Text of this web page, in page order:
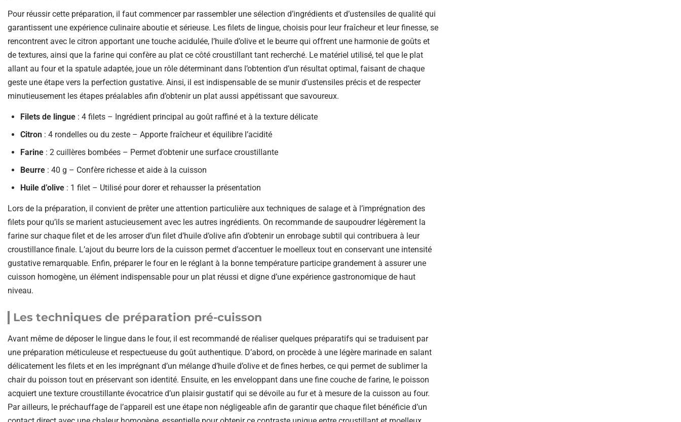
Pour réussir cette préparation, il faut commencer par rassembler une sélection d’ingrédients et d’ustensiles de qualité qui
garantissent une expérience culinaire aboutie et sérieuse. Les filets de lingue, choisis pour leur fraîcheur et leur finesse, se
rencontrent avec le citron apportant une touche acidulée, l’huile d’olive et le beurre qui offrent une harmonie de goûts et
de textures, ainsi que la farine qui confère au plat ce côté croustillant tant recherché. Le matériel utilisé, tel que le plat
allant au four et la spatule adaptée, joue un rôle déterminant dans l’obtention d’un résultat optimal, faisant de chaque
geste une étape vers la perfection gustative. Ainsi, il est indispensable de se munir d’ustensiles précis et de respecter
minutieusement les étapes préalables afin d’obtenir un plat aussi appétissant que savoureux.
Filets de lingue : 4 filets – Ingrédient principal au goût raffiné et à la texture délicate
Citron : 4 rondelles ou du zeste – Apporte fraîcheur et équilibre l’acidité
Farine : 2 cuillères bombées – Permet d’obtenir une surface croustillante
Beurre : 40 g – Confère richesse et aide à la cuisson
Huile d’olive : 1 filet – Utilisé pour dorer et rehausser la présentation
Lors de la préparation, il convient de prêter une attention particulière aux techniques de salage et à l’imprégnation des
filets pour qu’ils se marient astucieusement avec les autres ingrédients. On recommande de saupoudrer légèrement la
farine sur chaque filet et de les arroser d’un filet d’huile d’olive afin d’obtenir un enrobage subtil qui contribuera à leur
croustillance finale. L’ajout du beurre lors de la cuisson permet d’accentuer le moelleux tout en conservant une intensité
gustative remarquable. Enfin, préparer le four en le réglant à la bonne température participe grandement à assurer une
cuisson homogène, un élément indispensable pour un plat réussi et digne d’une expérience gastronomique de haut
niveau.
Les techniques de préparation pré-cuisson
Avant même de déposer le lingue dans le four, il est recommandé de réaliser quelques préparatifs qui se traduisent par
une préparation méticuleuse et respectueuse du goût authentique. D’abord, on procède à une légère marinade en salant
délicatement les filets et en les imprégnant d’un mélange d’huile d’olive et de fines herbes, ce qui permet de sublimer la
chair du poisson tout en préservant son identité. Ensuite, en les enveloppant dans une fine couche de farine, le poisson
acquiert une texture croustillante évocatrice d’un plaisir gustatif qui se dévoile au fur et à mesure de la cuisson au four.
Par ailleurs, le préchauffage de l’appareil est une étape non négligeable afin de garantir que chaque filet bénéficie d’un